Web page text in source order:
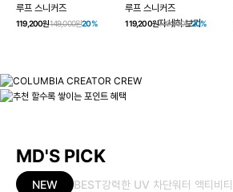
자세히 보기
루프 스니커즈
119,200원149,000원20%
루프 스니커즈
119,200원149,000원20%
MD'S PICK
NEW BEST강력한 UV 차단워터 액티비티